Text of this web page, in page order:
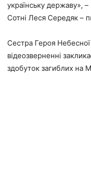
українську державу»,
Сотні Леся Середяк –
Сестра Героя
відеозверненні
здобуток загиблих на